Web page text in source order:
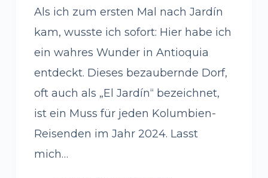
Als ich zum ersten Mal nach Jardín
kam, wusste ich sofort: Hier habe ich
ein wahres Wunder in Antioquia
entdeckt. Dieses bezaubernde Dorf,
oft auch als „El Jardín“ bezeichnet,
ist ein Muss für jeden Kolumbien-
Reisenden im Jahr 2024. Lasst
mich…